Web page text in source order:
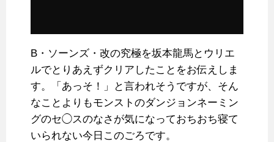
B・ソーンズ・改の究極を坂本龍馬とウリエ
ルでとりあえずクリアしたことをお伝えしま
す。「あっそ！」と言われそうですが、そん
なことよりもモンストのダンジョンネーミン
グのセ◯スのなさが気になっておちおち寝て
いられない今日このごろです。